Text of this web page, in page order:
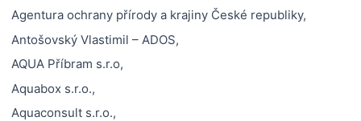
Agentura ochrany přírody a krajiny České republiky,
Antošovský Vlastimil – ADOS,
AQUA Příbram s.r.o,
Aquabox s.r.o.,
Aquaconsult s.r.o.,